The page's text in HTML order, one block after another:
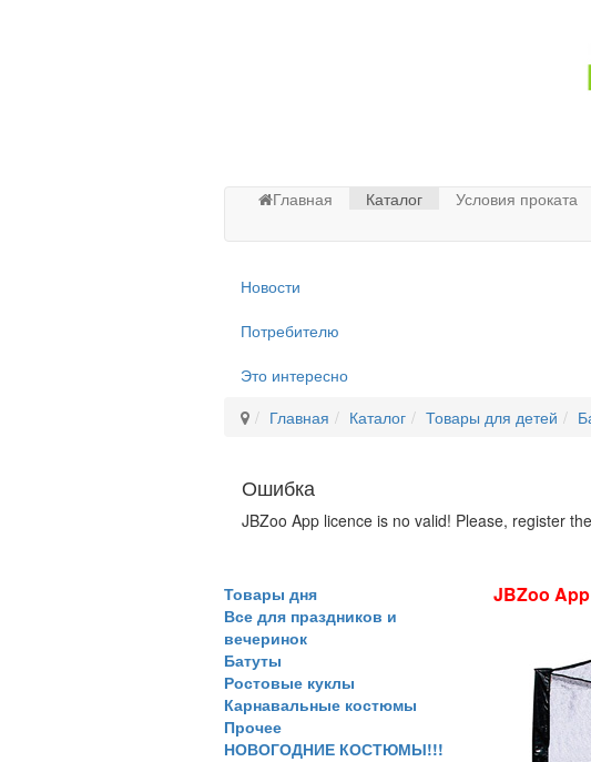
Главная Каталог Условия проката
Новости
Потребителю
Это интересно
Главная
Каталог Товары для детей
Ошибка
JBZoo App licence is no valid! Please, register
Товары дня
Все для праздников и
вечеринок
Батуты
Ростовые куклы
Карнавальные костюмы
Прочее
НОВОГОДНИЕ КОСТЮМЫ!!!
JBZoo